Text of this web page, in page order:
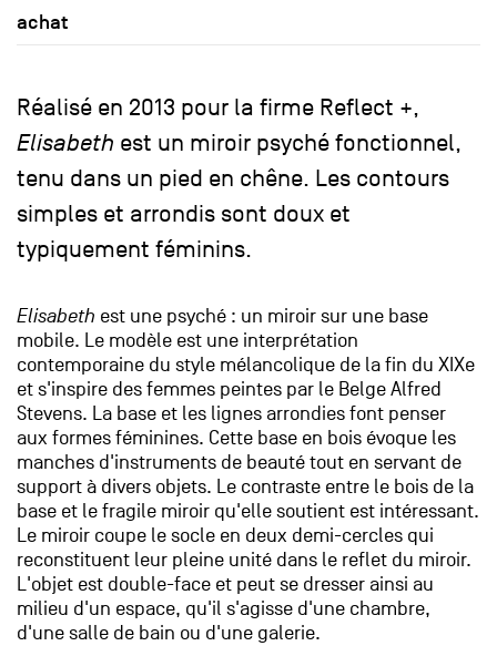
achat
Réalisé en 2013 pour la firme Reflect +,
Elisabeth est un miroir psyché fonctionnel,
tenu dans un pied en chêne. Les contours
simples et arrondis sont doux et
typiquement féminins.
Elisabeth est une psyché : un miroir sur une base
mobile. Le modèle est une interprétation
contemporaine du style mélancolique de la fin du XIXe
et s'inspire des femmes peintes par le Belge Alfred
Stevens. La base et les lignes arrondies font penser
aux formes féminines. Cette base en bois évoque les
manches d'instruments de beauté tout en servant de
support à divers objets. Le contraste entre le bois de la
base et le fragile miroir qu'elle soutient est intéressant.
Le miroir coupe le socle en deux demi-cercles qui
reconstituent leur pleine unité dans le reflet du miroir.
L'objet est double-face et peut se dresser ainsi au
milieu d'un espace, qu'il s'agisse d'une chambre,
d'une salle de bain ou d'une galerie.